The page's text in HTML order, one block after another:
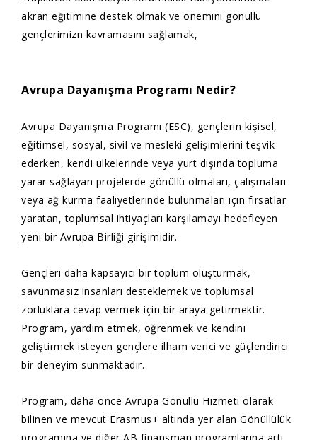
akran eğitimine destek olmak ve önemini gönüllü
gençlerimizn kavramasını sağlamak,
Avrupa Dayanışma Programı Nedir?
Avrupa Dayanışma Programı (ESC), gençlerin kişisel,
eğitimsel, sosyal, sivil ve mesleki gelişimlerini teşvik
ederken, kendi ülkelerinde veya yurt dışında topluma
yarar sağlayan projelerde gönüllü olmaları, çalışmaları
veya ağ kurma faaliyetlerinde bulunmaları için fırsatlar
yaratan, toplumsal ihtiyaçları karşılamayı hedefleyen
yeni bir Avrupa Birliği girişimidir.
Gençleri daha kapsayıcı bir toplum oluşturmak,
savunmasız insanları desteklemek ve toplumsal
zorluklara cevap vermek için bir araya getirmektir.
Program, yardım etmek, öğrenmek ve kendini
geliştirmek isteyen gençlere ilham verici ve güçlendirici
bir deneyim sunmaktadır.
Program, daha önce Avrupa Gönüllü Hizmeti olarak
bilinen ve mevcut Erasmus+ altında yer alan Gönüllülük
programına ve diğer AB finansman programlarına artı